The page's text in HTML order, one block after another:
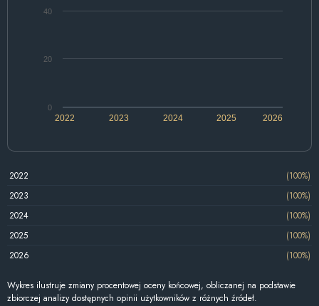
2022 2024 2026
2023 2025
0
20
40
2022
(100%)
2023
(100%)
2024
(100%)
2025
(100%)
2026
(100%)
Wykres ilustruje zmiany procentowej oceny końcowej, obliczanej na podstawie
zbiorczej analizy dostępnych opinii użytkowników z różnych źródeł.